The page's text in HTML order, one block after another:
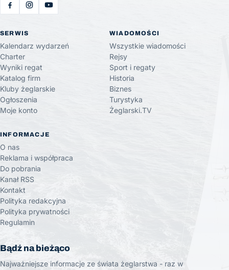
SERWIS
Kalendarz wydarzeń
Charter
Wyniki regat
Katalog firm
Kluby żeglarskie
Ogłoszenia
Moje konto
WIADOMOŚCI
Wszystkie wiadomości
Rejsy
Sport i regaty
Historia
Biznes
Turystyka
Żeglarski.TV
INFORMACJE
O nas
Reklama i współpraca
Do pobrania
Kanał RSS
Kontakt
Polityka redakcyjna
Polityka prywatności
Regulamin
Bądź na bieżąco
Najważniejsze informacje ze świata żeglarstwa - raz w